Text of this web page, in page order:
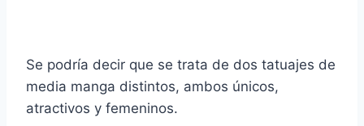
Se podría decir que se trata de dos tatuajes de
media manga distintos, ambos únicos,
atractivos y femeninos.